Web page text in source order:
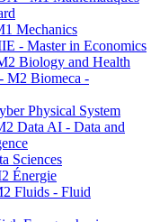
Mechanics
- Master in Economics
Biology and Health
Biomeca -
Physical System
Data AI - Data and
Sciences
Énergie
Fluids - Fluid